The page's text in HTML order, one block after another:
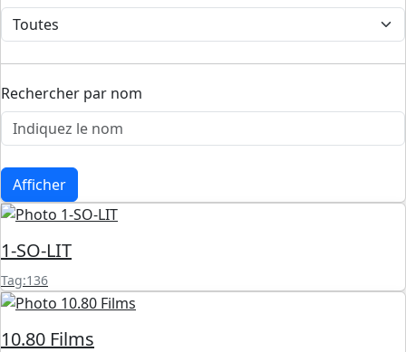
Rechercher par nom
Afficher
1-SO-LIT
Tag:136
10.80 Films